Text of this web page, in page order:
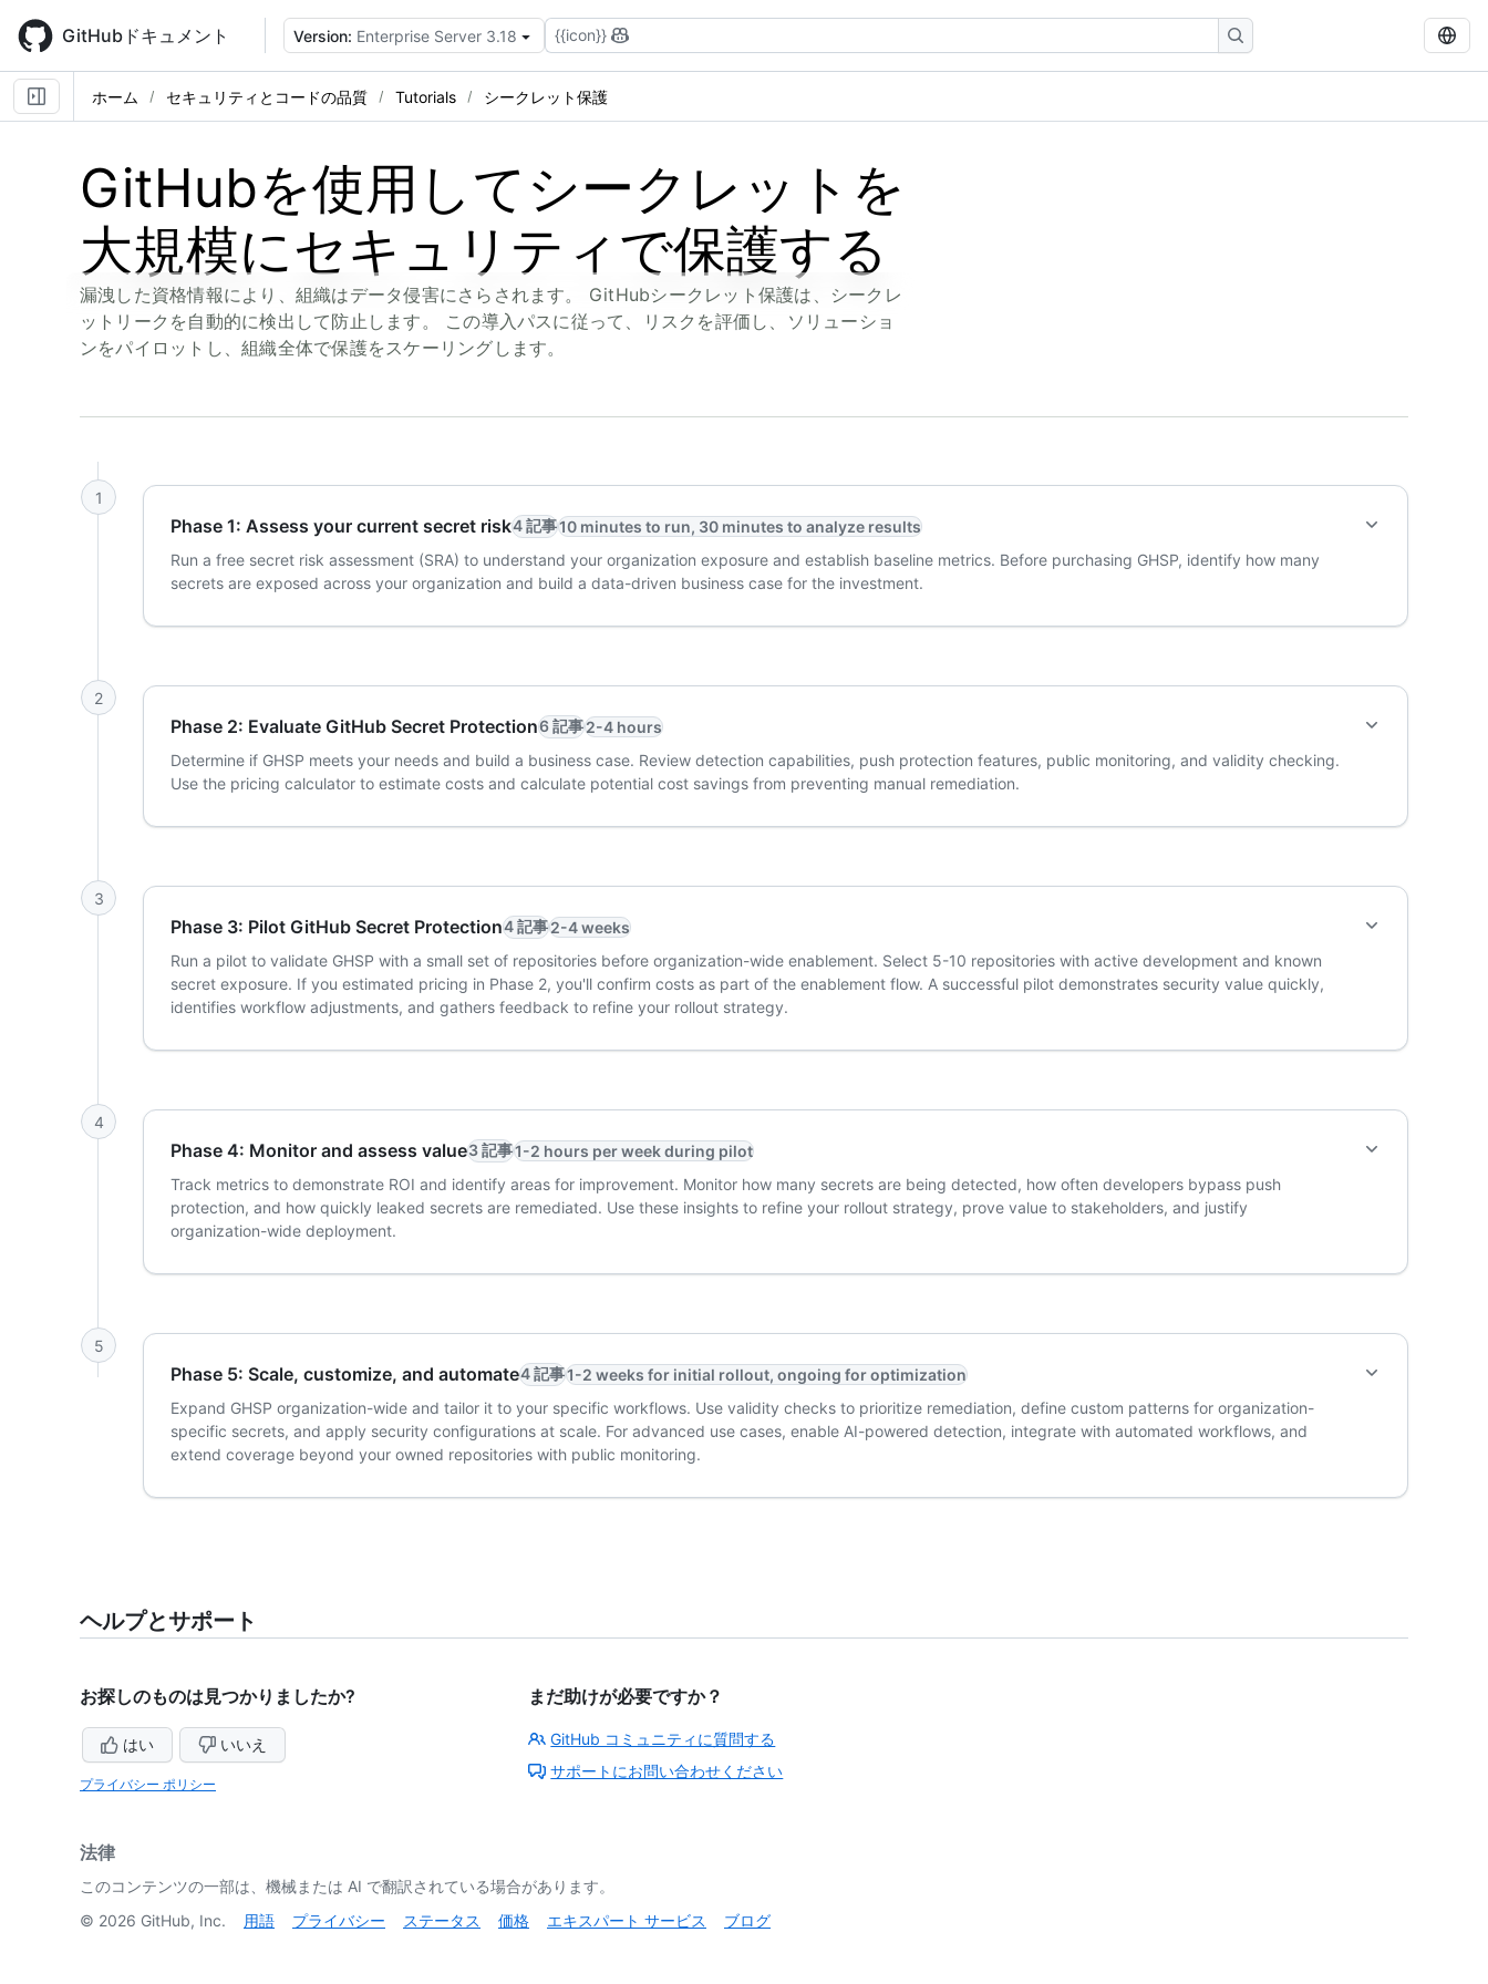
main
content
GitHubドキュメント Version: Enterprise Server 3.18 {{icon}}
ホーム セキュリティとコードの品質 Tutorials シークレット保護
GitHubを使用してシークレットを
大規模にセキュリティで保護する
漏洩した資格情報により、組織はデータ侵害にさらされます。 GitHubシークレット保護は、シークレ
ットリークを自動的に検出して防止します。 この導入パスに従って、リスクを評価し、ソリューショ
ンをパイロットし、組織全体で保護をスケーリングします。
1
Phase 1: Assess your current secret risk4 記事10 minutes to run, 30 minutes to analyze results
Run a free secret risk assessment (SRA) to understand your organization exposure and establish baseline metrics. Before purchasing GHSP, identify how many
secrets are exposed across your organization and build a data-driven business case for the investment.
2
Phase 2: Evaluate GitHub Secret Protection6 記事2-4 hours
Determine if GHSP meets your needs and build a business case. Review detection capabilities, push protection features, public monitoring, and validity checking.
Use the pricing calculator to estimate costs and calculate potential cost savings from preventing manual remediation.
3
Phase 3: Pilot GitHub Secret Protection4 記事2-4 weeks
Run a pilot to validate GHSP with a small set of repositories before organization-wide enablement. Select 5-10 repositories with active development and known
secret exposure. If you estimated pricing in Phase 2, you'll confirm costs as part of the enablement flow. A successful pilot demonstrates security value quickly,
identifies workflow adjustments, and gathers feedback to refine your rollout strategy.
4
Phase 4: Monitor and assess value3 記事1-2 hours per week during pilot
Track metrics to demonstrate ROI and identify areas for improvement. Monitor how many secrets are being detected, how often developers bypass push
protection, and how quickly leaked secrets are remediated. Use these insights to refine your rollout strategy, prove value to stakeholders, and justify
organization-wide deployment.
5
Phase 5: Scale, customize, and automate4 記事1-2 weeks for initial rollout, ongoing for optimization
Expand GHSP organization-wide and tailor it to your specific workflows. Use validity checks to prioritize remediation, define custom patterns for organization-
specific secrets, and apply security configurations at scale. For advanced use cases, enable AI-powered detection, integrate with automated workflows, and
extend coverage beyond your owned repositories with public monitoring.
ヘルプとサポート
お探しのものは見つかりましたか?
はい いいえ
プライバシー ポリシー
まだ助けが必要ですか？
GitHub コミュニティに質問する
サポートにお問い合わせください
法律
このコンテンツの一部は、機械または AI で翻訳されている場合があります。
© 2026 GitHub, Inc. 用語 プライバシー ステータス 価格 エキスパート サービス ブログ